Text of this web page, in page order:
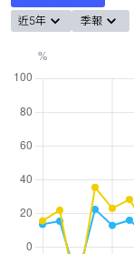
近5年 季報